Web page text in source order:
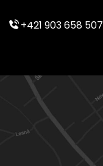
+421 903 658 507